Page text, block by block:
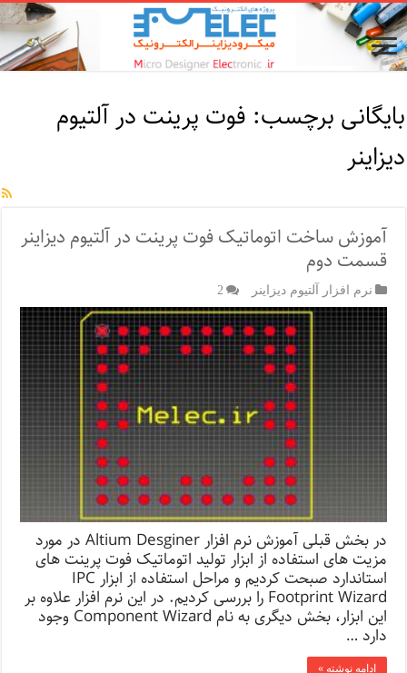
بایگانی برچسب: فوت پرینت در آلتیوم
دیزاینر
آموزش ساخت اتوماتیک فوت پرینت در آلتیوم دیزاینر
قسمت دوم
نرم افزار آلتیوم دیزاینر 2
در بخش قبلی آموزش نرم افزار Altium Desginer در مورد
مزیت های استفاده از ابزار تولید اتوماتیک فوت پرینت های
استاندارد صبحت کردیم و مراحل استفاده از ابزار IPC
Footprint Wizard را بررسی کردیم. در این نرم افزار علاوه بر
این ابزار، بخش دیگری به نام Component Wizard وجود
دارد …
ادامه نوشته »